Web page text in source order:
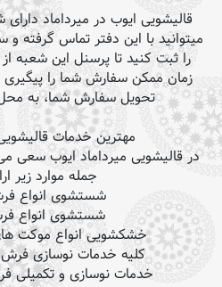
قالیشویی ایوب در میرداماد
میتوانید با این دفتر تماس گرفته
را ثبت کنید تا پرسنل این شعبه
زمان ممکن سفارش شما را
تحویل سفارش شما، به
مهترین خدمات
در قالیشویی میرداماد ایوب سعی
جمله موارد زیر
شستشوی انواع
شستشوی انواع
خشکشویی انواع موکت
کلیه خدمات نوسازی
خدمات نوسازی و